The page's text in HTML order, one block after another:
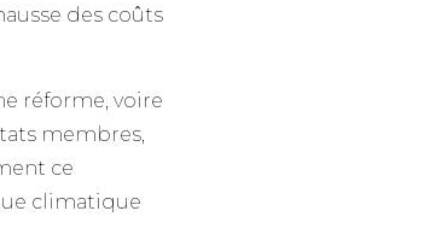
des coûts
réforme, voire
membres,
ce
climatique